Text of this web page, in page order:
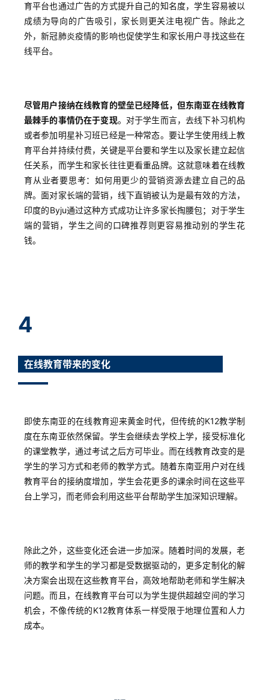
育平台也通过广告的方式提升自己的知名度，学生容易被以
成绩为导向的广告吸引，家长则更关注电视广告。除此之
外，新冠肺炎疫情的影响也促使学生和家长用户寻找这些在
线平台。
尽管用户接纳在线教育的壁垒已经降低，但东南亚在线教育
最棘手的事情仍在于变现。对于学生而言，去线下补习机构
或者参加明星补习班已经是一种常态。要让学生使用线上教
育平台并持续付费，关键是平台要和学生以及家长建立起信
任关系，而学生和家长往往更看重品牌。这就意味着在线教
育从业者要思考：如何用更少的营销资源去建立自己的品
牌。面对家长端的营销，线下直销被认为是最有效的方法，
印度的Byju通过这种方式成功让许多家长掏腰包；对于学生
端的营销，学生之间的口碑推荐则更容易推动别的学生花
钱。
4
在线教育带来的变化
即使东南亚的在线教育迎来黄金时代，但传统的K12教学制
度在东南亚依然保留。学生会继续去学校上学，接受标准化
的课堂教学，通过考试之后方可毕业。而在线教育改变的是
学生的学习方式和老师的教学方式。随着东南亚用户对在线
教育平台的接纳度增加，学生会花更多的课余时间在这些平
台上学习，而老师会利用这些平台帮助学生加深知识理解。
除此之外，这些变化还会进一步加深。随着时间的发展，老
师的教学和学生的学习都是受数据驱动的，更多定制化的解
决方案会出现在这些教育平台，高效地帮助老师和学生解决
问题。而且，在线教育平台可以为学生提供超越空间的学习
机会，不像传统的K12教育体系一样受限于地理位置和人力
成本。